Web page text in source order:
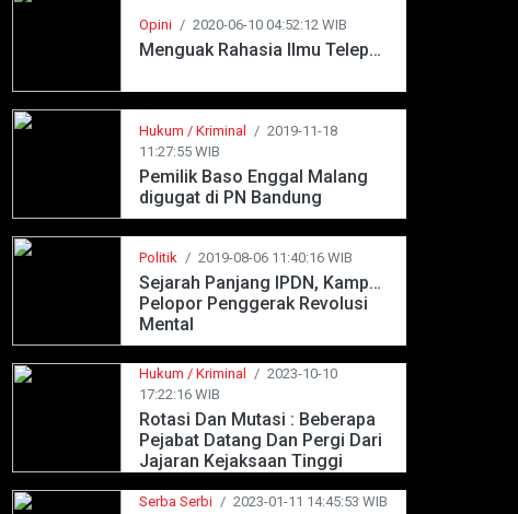
Opini / 2020-06-10 04:52:12 WIB
Menguak Rahasia Ilmu Telepati
Hukum / Kriminal / 2019-11-18
11:27:55 WIB
Pemilik Baso Enggal Malang
digugat di PN Bandung
Politik / 2019-08-06 11:40:16 WIB
Sejarah Panjang IPDN, Kampus
Pelopor Penggerak Revolusi
Mental
Hukum / Kriminal / 2023-10-10
17:22:16 WIB
Rotasi Dan Mutasi : Beberapa
Pejabat Datang Dan Pergi Dari
Jajaran Kejaksaan Tinggi
Serba Serbi / 2023-01-11 14:45:53 WIB